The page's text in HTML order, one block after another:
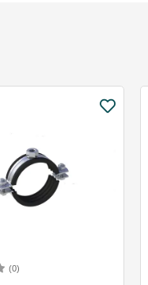
(0)